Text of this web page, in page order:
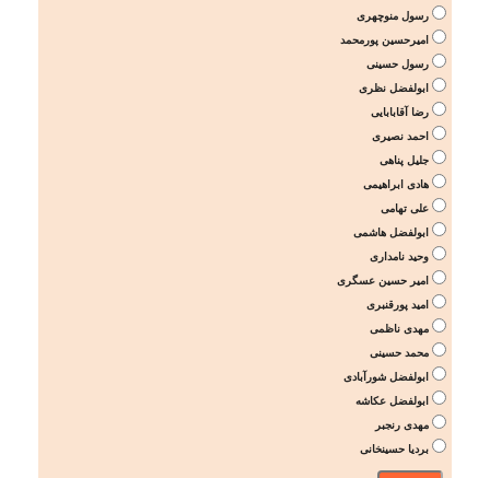
رسول منوچهری
امیرحسین پورمحمد
رسول حسینی
ابولفضل نظری
رضا آقابابایی
احمد نصیری
جلیل پناهی
هادی ابراهیمی
علی تهامی
ابولفضل هاشمی
وحید نامداری
امیر حسین عسگری
امید پورقنبری
مهدی ناظمی
محمد حسینی
ابولفضل شورآبادی
ابولفضل عکاشه
مهدی رنجبر
بردیا حسینخانی